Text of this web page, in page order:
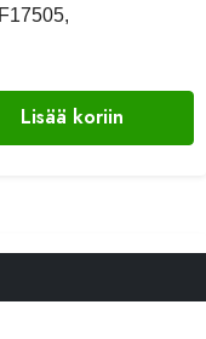
Lisää koriin